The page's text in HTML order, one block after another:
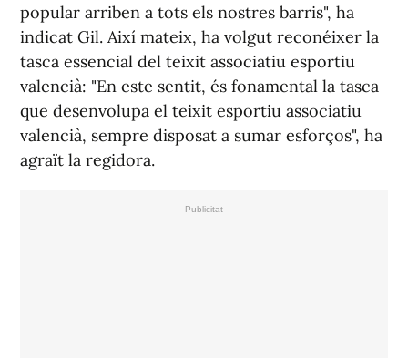
popular arriben a tots els nostres barris", ha
indicat Gil. Així mateix, ha volgut reconéixer la
tasca essencial del teixit associatiu esportiu
valencià: "En este sentit, és fonamental la tasca
que desenvolupa el teixit esportiu associatiu
valencià, sempre disposat a sumar esforços", ha
agraït la regidora.